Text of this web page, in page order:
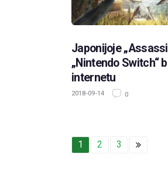
Japonijoje
„Nintendo Switch“
internetu
2018-09-14 0
1 2 3